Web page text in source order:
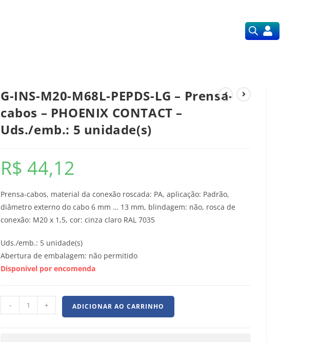
G-INS-M20-M68L-PEPDS-LG – Prensa-
cabos – PHOENIX CONTACT –
Uds./emb.: 5 unidade(s)
R$ 44,12
Prensa-cabos, material da conexão roscada: PA, aplicação: Padrão,
diâmetro externo do cabo 6 mm … 13 mm, blindagem: não, rosca de
conexão: M20 x 1,5, cor: cinza claro RAL 7035
Uds./emb.: 5 unidade(s)
Abertura de embalagem: não permitido
Disponível por encomenda
- + ADICIONAR AO CARRINHO